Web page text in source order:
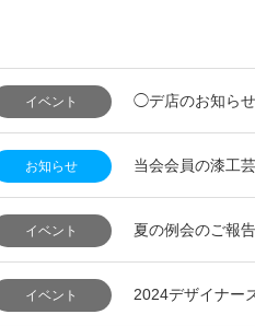
イベント ◯デ店のお知ら
お知らせ 当会会員の漆工
イベント 夏の例会のご報告
イベント 2024デザイナー